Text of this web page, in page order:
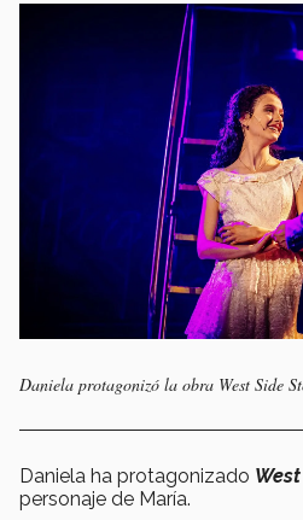
Daniela protagonizó la obra West Side
Daniela ha protagonizado
personaje de María.